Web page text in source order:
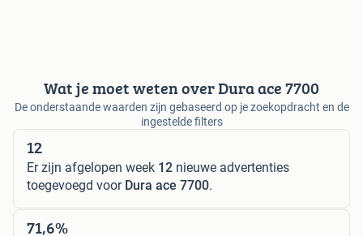
Wat je moet weten over Dura ace 7700
De onderstaande waarden zijn gebaseerd op je zoekopdracht en de
ingestelde filters
12
Er zijn afgelopen week 12 nieuwe advertenties
toegevoegd voor Dura ace 7700.
71,6%